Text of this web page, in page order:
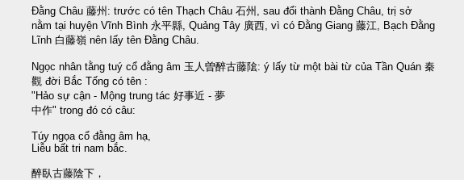
Đằng Châu 藤州: trước có tên Thạch Châu 石州, sau đổi thành Đằng Châu, trị sở
nằm tại huyện Vĩnh Bình 永平縣, Quảng Tây 廣西, vì có Đằng Giang 藤江, Bạch Đằng
Lĩnh 白藤嶺 nên lấy tên Đằng Châu.
Ngọc nhân tằng tuý cổ đằng âm 玉人曽醉古藤隂: ý lấy từ một bài từ của Tần Quán 秦
觀 đời Bắc Tống có tên :
"Hảo sự cận - Mộng trung tác 好事近 - 夢
中作" trong đó có câu:
Túy ngọa cổ đằng âm hạ,
Liễu bất tri nam bắc.
醉臥古藤陰下，